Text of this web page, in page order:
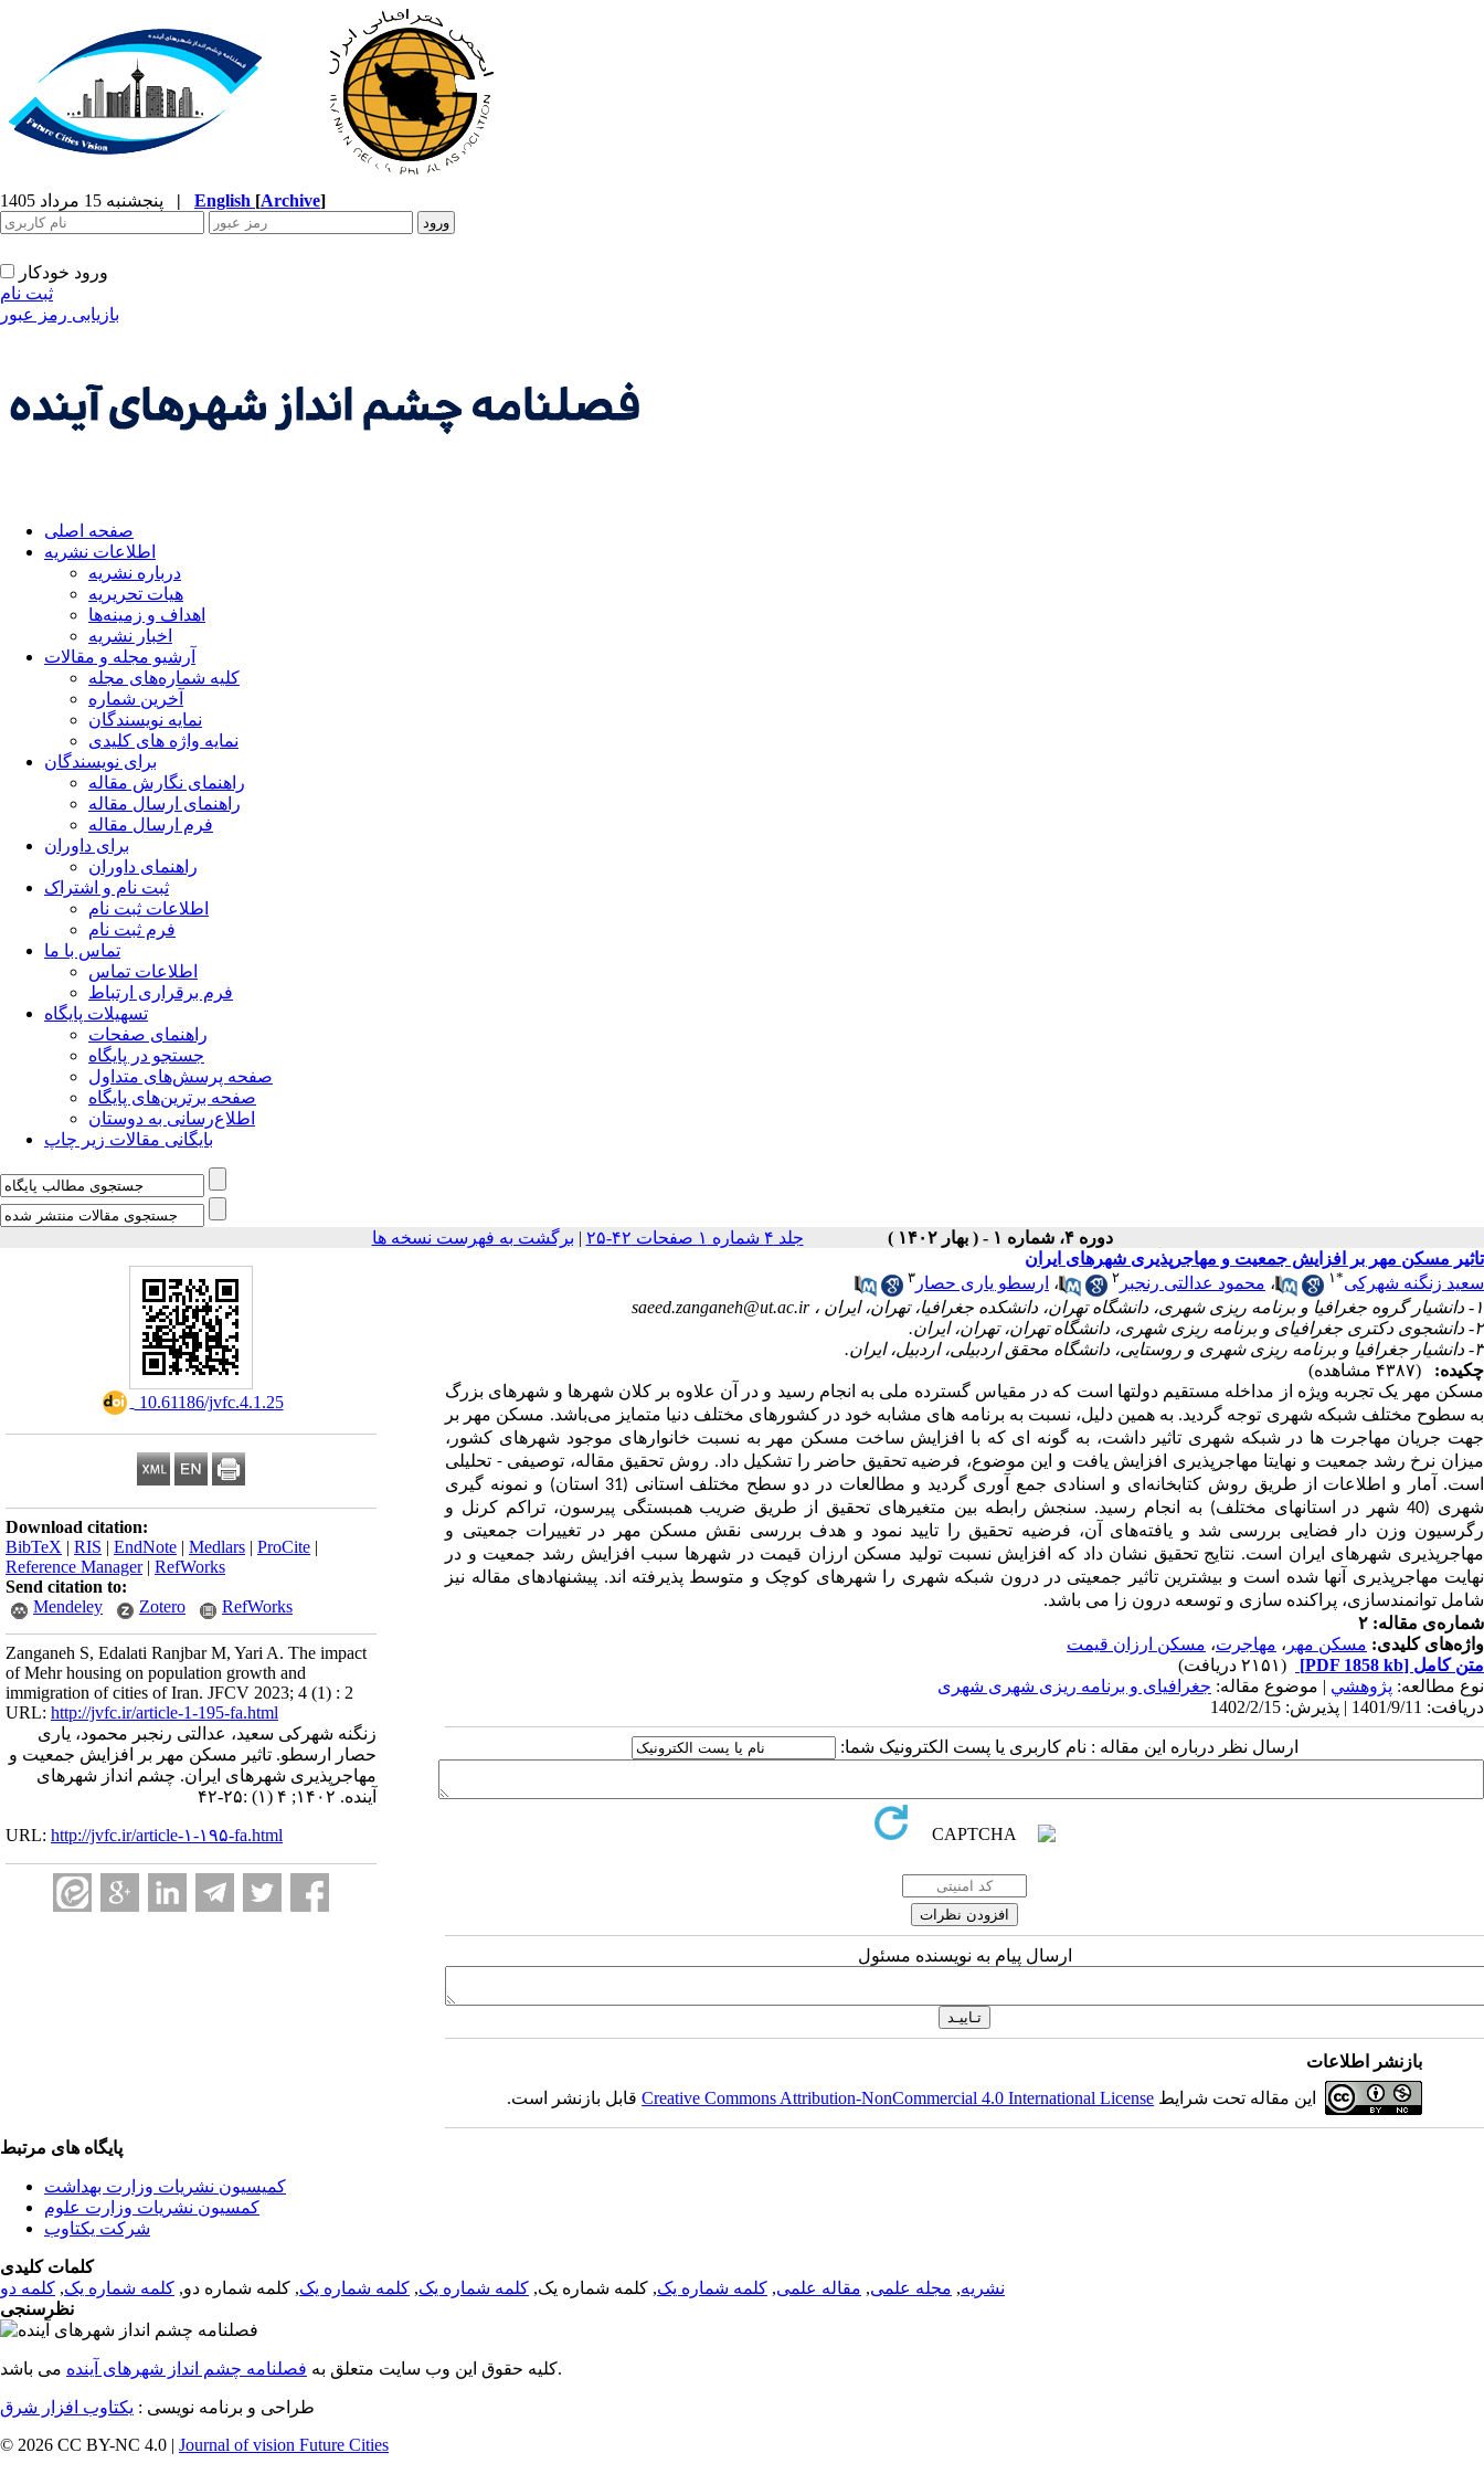
| English [Archive]
ورود خودکار
ثبت نام
بازیابی رمز عبور
صفحه اصلی
اطلاعات نشریه
درباره نشریه
هیات تحریریه
اهداف و زمینه‌ها
اخبار نشریه
آرشیو مجله و مقالات
کلیه شماره‌های مجله
آخرین شماره
نمایه نویسندگان
نمایه واژه های کلیدی
برای نویسندگان
راهنمای نگارش مقاله
راهنمای ارسال مقاله
فرم ارسال مقاله
برای داوران
راهنمای داوران
ثبت نام و اشتراک
اطلاعات ثبت نام
فرم ثبت نام
تماس با ما
اطلاعات تماس
فرم برقراری ارتباط
تسهیلات پایگاه
راهنمای صفحات
جستجو در پایگاه
صفحه پرسش‌های متداول
صفحه برترین‌های پایگاه
اطلاع‌رسانی به دوستان
بایگانی مقالات زیر چاپ
دوره ۴، شماره ۱ - ( بهار ۱۴۰۲ ) جلد ۴ شماره ۱ صفحات ۴۲-۲۵ | برگشت به فهرست نسخه ها
‎ 10.61186/jvfc.4.1.25
Download citation:
BibTeX | RIS | EndNote | Medlars | ProCite |
Reference Manager| RefWorks
Send citation to:
Mendeley
Zotero RefWorks
Zanganeh S, Edalati Ranjbar M, Yari A. The impact
of Mehr housing on population growth and
immigration of cities of Iran. JFCV 2023; 4 (1) : 2
URL: http://jvfc.ir/article-1-195-fa.html
زنگنه شهرکی سعید، عدالتی رنجبر محمود، یاری
حصار ارسطو. تاثیر مسکن مهر بر افزایش جمعیت و
مهاجرپذیری شهرهای ایران. چشم انداز شهرهای
آینده. ۱۴۰۲; ۴ (۱) :۲۵-۴۲
URL: http://jvfc.ir/article-۱-۱۹۵-fa.html
تاثیر مسکن مهر بر افزایش جمعیت و مهاجرپذیری شهرهای ایران
سعید زنگنه شهرکی*۱ ، محمود عدالتی رنجبر ۲ ، ارسطو یاری حصار ۳
۱- دانشیار گروه جغرافیا و برنامه ریزی شهری، دانشگاه تهران، دانشکده جغرافیا، تهران، ایران ،
saeed.zanganeh@ut.ac.ir
۲- دانشجوی دکتری جغرافیای و برنامه ریزی شهری، دانشگاه تهران، تهران، ایران.
۳- دانشیار جغرافیا و برنامه ریزی شهری و روستایی، دانشگاه محقق اردبیلی، اردبیل، ایران.
چکیده:
(۴۳۸۷ مشاهده)
مسکن مهر یک تجربه ویژه از مداخله مستقیم دولتها است که در مقیاس گسترده‌ ملی به انجام رسید و در آن علاوه بر کلان شهرها و شهرهای بزرگ
به سطوح مختلف شبکه شهری توجه گردید. به همین دلیل، نسبت به برنامه های مشابه خود در کشورهای مختلف دنیا متمایز می‌باشد. مسکن مهر بر
جهت جریان مهاجرت ها در شبکه شهری تاثیر داشت، به گونه ای که با افزایش ساخت مسکن مهر به نسبت خانوارهای موجود شهرهای کشور،
میزان نرخ رشد جمعیت و نهایتا مهاجرپذیری افزایش یافت و این موضوع، فرضیه تحقیق حاضر را تشکیل داد. روش تحقیق مقاله، توصیفی - تحلیلی
است. آمار و اطلاعات از طریق روش کتابخانه‌ای و اسنادی جمع آوری گردید و مطالعات در دو سطح مختلف استانی (31 استان) و نمونه گیری
شهری (40 شهر در استانهای مختلف) به انجام رسید. سنجش رابطه بین متغیرهای تحقیق از طریق ضریب همبستگی پیرسون، تراکم کرنل و
رگرسیون وزن دار فضایی بررسی شد و یافته‌های آن، فرضیه تحقیق را تایید نمود و هدف بررسی نقش مسکن مهر در تغییرات جمعیتی و
مهاجرپذیری شهرهای ایران است. نتایج تحقیق نشان داد که افزایش نسبت تولید مسکن ارزان قیمت در شهرها سبب افزایش رشد جمعیت و در
نهایت مهاجرپذیری آنها شده است و بیشترین تاثیر جمعیتی در درون شبکه شهری را شهرهای کوچک و متوسط پذیرفته اند. پیشنهادهای مقاله نیز
شامل توانمندسازی، پراکنده سازی و توسعه درون زا می باشد.
شماره‌ی مقاله: ۲
واژه‌های کلیدی: مسکن مهر ، مهاجرت، مسکن ارزان قیمت
متن کامل [PDF 1858 kb]
(۲۱۵۱ دریافت)
نوع مطالعه: پژوهشي | موضوع مقاله: جغرافیای و برنامه ریزی شهری شهری
دریافت: 1401/9/11 | پذیرش: 1402/2/15
ارسال نظر درباره این مقاله : نام کاربری یا پست الکترونیک شما:
ارسال پیام به نویسنده مسئول
بازنشر اطلاعات
این مقاله تحت شرایط Creative Commons Attribution-NonCommercial 4.0 International Licenseقابل بازنشر است.
پایگاه های مرتبط
کمیسیون نشریات وزارت بهداشت
کمسیون نشریات وزارت علوم
شرکت یکتاوب
کلمات کلیدی
نشریه, مجله علمی, مقاله علمی, کلمه شماره یک, کلمه شماره یک, کلمه شماره یک, کلمه شماره یک, کلمه شماره دو, کلمه شماره یک, کلمه دو
نظرسنجی
کلیه حقوق این وب سایت متعلق به فصلنامه چشم انداز شهرهای آینده می باشد.
طراحی و برنامه نویسی : یکتاوب افزار شرق
© 2026 CC BY-NC 4.0 | Journal of vision Future Cities